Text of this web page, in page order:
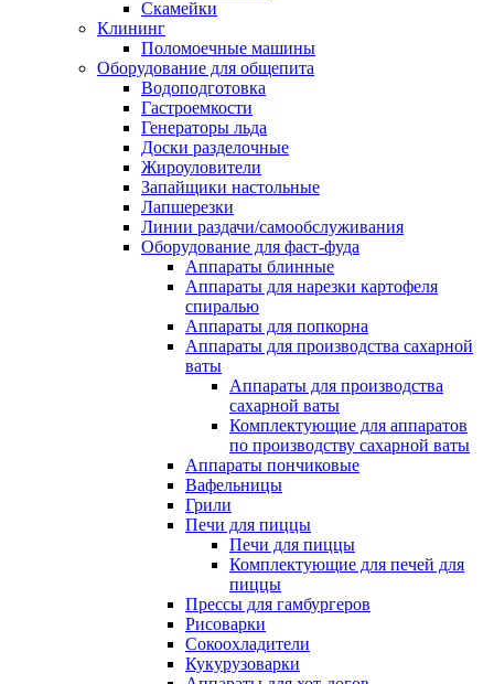
Скамейки
Клининг
Поломоечные машины
Оборудование для общепита
Водоподготовка
Гастроемкости
Генераторы льда
Доски разделочные
Жироуловители
Запайщики настольные
Лапшерезки
Линии раздачи/самообслуживания
Оборудование для фаст-фуда
Аппараты блинные
Аппараты для нарезки картофеля
спиралью
Аппараты для попкорна
Аппараты для производства сахарной
ваты
Аппараты для производства
сахарной ваты
Комплектующие для аппаратов
по производству сахарной ваты
Аппараты пончиковые
Вафельницы
Грили
Печи для пиццы
Печи для пиццы
Комплектующие для печей для
пиццы
Прессы для гамбургеров
Рисоварки
Сокоохладители
Кукурузоварки